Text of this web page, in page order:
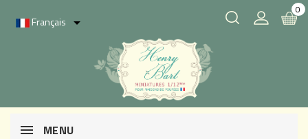
Français 
0
MENU